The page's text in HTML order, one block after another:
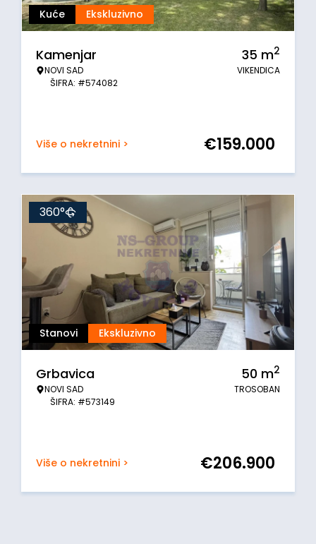
Kuće Ekskluzivno
Kamenjar
NOVI SAD
ŠIFRA: #574082
35 m2
VIKENDICA
Više o nekretnini > €159.000
Stanovi Ekskluzivno
360°
Grbavica
NOVI SAD
ŠIFRA: #573149
50 m2
TROSOBAN
Više o nekretnini > €206.900